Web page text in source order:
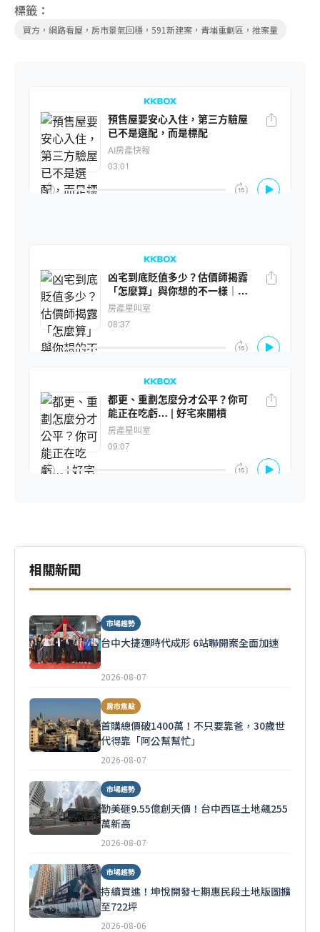
標籤：
買方，網路看屋，房市景氣回穩，591新建案，青埔重劃區，推案量
相關新聞
市場趨勢
台中大捷運時代成形 6站聯開案全面加速
2026-08-07
房市焦點
首購總價破1400萬！不只要靠爸，30歲世
代得靠「阿公幫幫忙」
2026-08-07
市場趨勢
勤美砸9.55億創天價！台中西區土地飆255
萬新高
2026-08-07
市場趨勢
持續買進！坤悅開發七期惠民段土地版圖擴
至722坪
2026-08-06